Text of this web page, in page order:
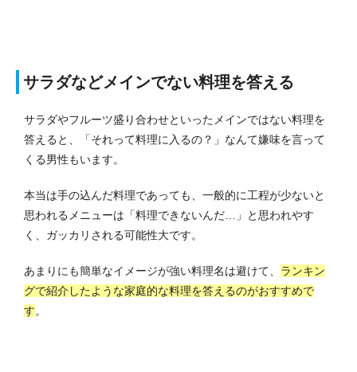
サラダなどメインでない料理を答える
サラダやフルーツ盛り合わせといったメインではない料理を
答えると、「それって料理に入るの？」なんて嫌味を言って
くる男性もいます。
本当は手の込んだ料理であっても、一般的に工程が少ないと
思われるメニューは「料理できないんだ…」と思われやす
く、ガッカリされる可能性大です。
あまりにも簡単なイメージが強い料理名は避けて、 ランキン
グで紹介したような家庭的な料理を答えるのがおすすめで
す。